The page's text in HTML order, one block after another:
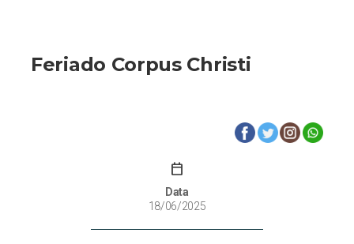
Feriado Corpus Christi
calendar_today
Data
18/06/2025